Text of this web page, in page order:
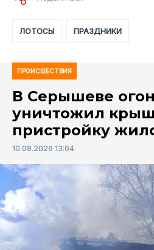
ЛОТОСЫ ПРАЗДНИКИ
ПРОИСШЕСТВИЯ
В Серышеве
уничтожил
пристройку
10.08.2026 13:04